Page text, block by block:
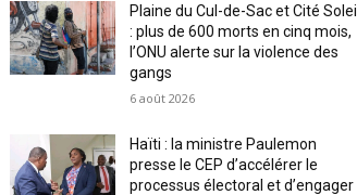
Plaine du Cul-de-Sac et Cité Soleil
: plus de 600 morts en cinq mois,
l’ONU alerte sur la violence des
gangs
6 août 2026
Haïti : la ministre Paulemon
presse le CEP d’accélérer le
processus électoral et d’engager